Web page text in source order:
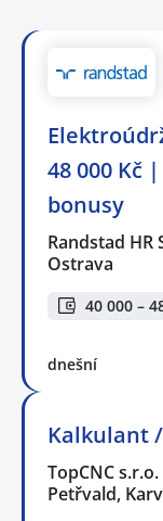
48 000 Kč
bonusy
Randstad HR
Ostrava
40 000 –
dnešní
Kalkulant
TopCNC s.r.o.
Petřvald,